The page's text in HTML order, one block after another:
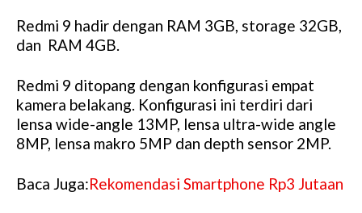
Redmi 9 hadir dengan RAM 3GB, storage 32GB,
dan RAM 4GB.
Redmi 9 ditopang dengan konfigurasi empat
kamera belakang. Konfigurasi ini terdiri dari
lensa wide-angle 13MP, lensa ultra-wide angle
8MP, lensa makro 5MP dan depth sensor 2MP.
Baca Juga:Rekomendasi Smartphone Rp3 Jutaan